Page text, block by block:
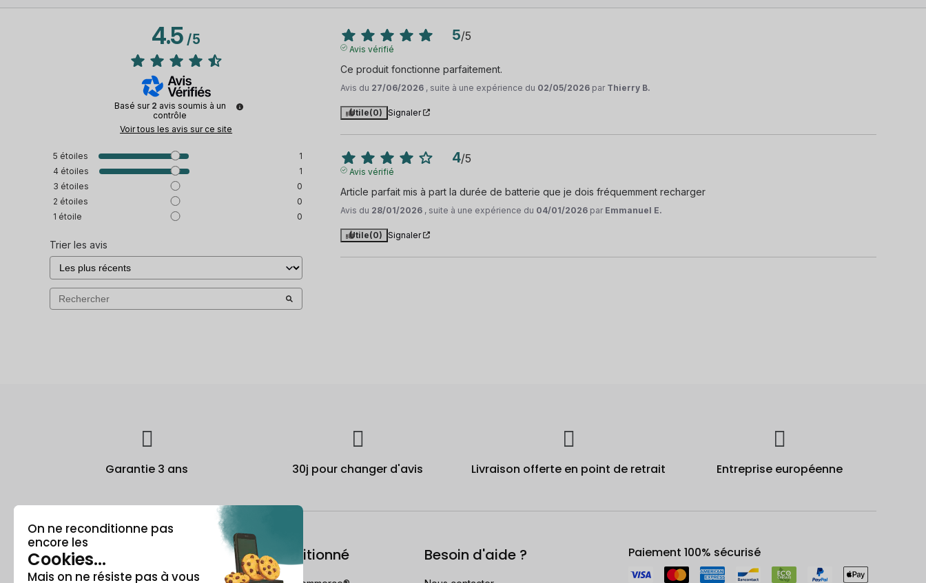
4.5/5
Basé sur 2 avis soumis à un
contrôle
Voir tous les avis sur ce site
5 étoiles
1
4 étoiles
1
3 étoiles
0
2 étoiles
0
1 étoile 0
Trier les avis
5/5
Avis vérifié
Ce produit fonctionne parfaitement.
Avis du 27/06/2026 , suite à une expérience du 02/05/2026 par Thierry B.
Utile(0) Signaler
4/5
Avis vérifié
Article parfait mis à part la durée de batterie que je dois fréquemment recharger
Avis du 28/01/2026 , suite à une expérience du 04/01/2026 par Emmanuel E.
Utile(0) Signaler
Garantie 3 ans 30j pour changer d'avis Livraison offerte en point de retrait Entreprise européenne
À propos Le reconditionné Besoin d'aide ? Paiement 100% sécurisé